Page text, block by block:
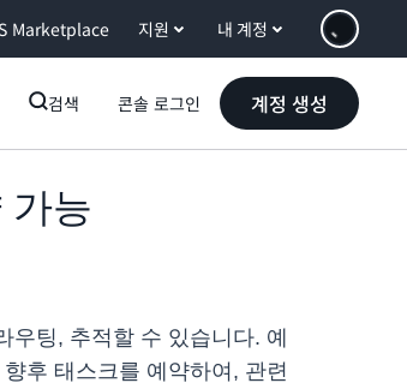
Marketplace 지원 내 계정
검색 콘솔 로그인 계정 생성
가능
팅, 추적할 수 있습니다. 예
후 태스크를 예약하여, 관련